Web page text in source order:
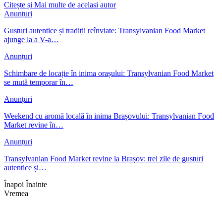
Citește și Mai multe de acelasi autor
Anunțuri
Gusturi autentice și tradiții reînviate: Transylvanian Food Market
ajunge la a V-a…
Anunțuri
Schimbare de locație în inima orașului: Transylvanian Food Market
se mută temporar în…
Anunțuri
Weekend cu aromă locală în inima Brașovului: Transylvanian Food
Market revine în…
Anunțuri
Transylvanian Food Market revine la Brașov: trei zile de gusturi
autentice și…
Înapoi Înainte
Vremea